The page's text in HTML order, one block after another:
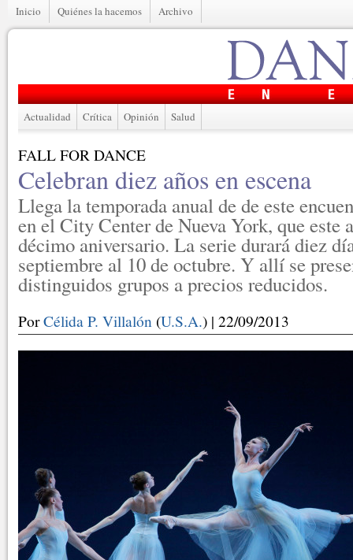
Inicio Quiénes la hacemos Archivo
Actualidad Crítica Opinión Salud
FALL FOR DANCE
Celebran diez años en escena
Llega la temporada anual de de este
en el City Center de Nueva York, que este
décimo aniversario. La serie durará diez
septiembre al 10 de octubre. Y allí se
distinguidos grupos a precios reducidos.
PorCélida P. Villalón (U.S.A.) | 22/09/2013